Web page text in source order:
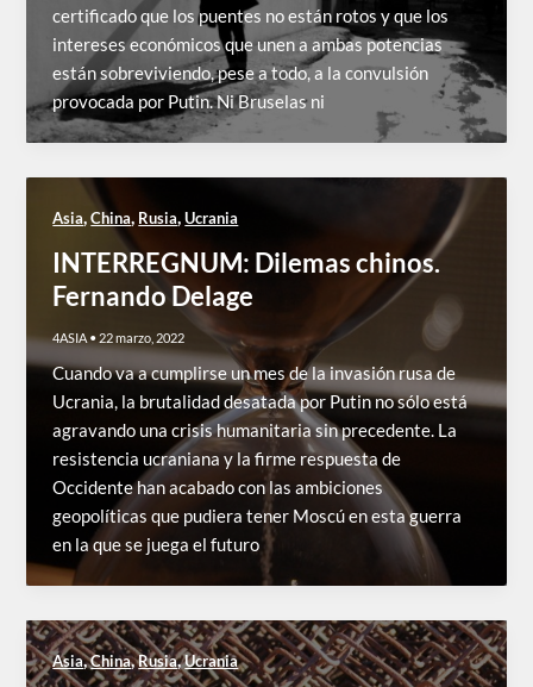
certificado que los puentes no están rotos y que los
intereses económicos que unen a ambas potencias
están sobreviviendo, pese a todo, a la convulsión
provocada por Putin. Ni Bruselas ni
Asia,China, Rusia,Ucrania
INTERREGNUM: Dilemas chinos.
Fernando Delage
4ASIA • 22 marzo, 2022
Cuando va a cumplirse un mes de la invasión rusa de
Ucrania, la brutalidad desatada por Putin no sólo está
agravando una crisis humanitaria sin precedente. La
resistencia ucraniana y la firme respuesta de
Occidente han acabado con las ambiciones
geopolíticas que pudiera tener Moscú en esta guerra
en la que se juega el futuro
Asia,China,Rusia,Ucrania